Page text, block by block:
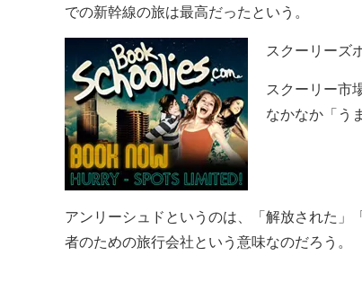
での新幹線の旅は最高だったという。
スクーリーズ
スクーリー市
なかなか「う
アンリーシュドというのは、「解放された
者のための旅行会社という意味なのだろう。